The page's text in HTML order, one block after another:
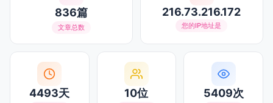
836篇
文章总数
216.73.216.172
您的IP地址是
4493天 10位 5409次